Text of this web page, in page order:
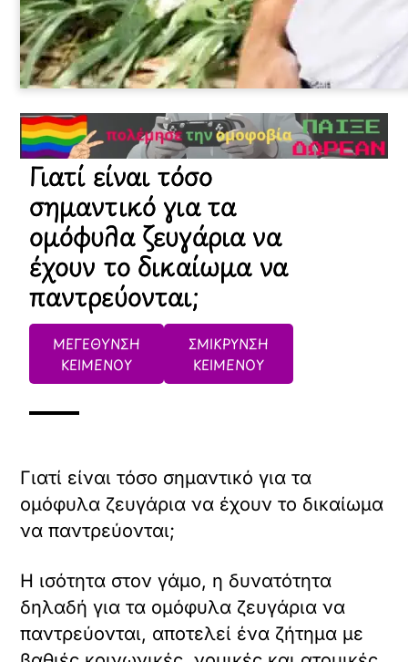
Γιατί είναι τόσο
σημαντικό για τα
ομόφυλα ζευγάρια να
έχουν το δικαίωμα να
παντρεύονται;
ΜΕΓΕΘΥΝΣΗ
ΚΕΙΜΕΝΟΥ
ΣΜΙΚΡΥΝΣΗ
ΚΕΙΜΕΝΟΥ
Γιατί είναι τόσο σημαντικό για τα
ομόφυλα ζευγάρια να έχουν το δικαίωμα
να παντρεύονται;
Η ισότητα στον γάμο, η δυνατότητα
δηλαδή για τα ομόφυλα ζευγάρια να
παντρεύονται, αποτελεί ένα ζήτημα με